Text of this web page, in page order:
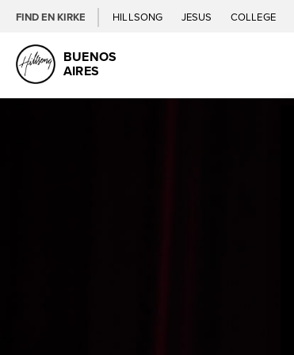
FIND EN KIRKE HILLSONG JESUS COLLEGE
BUENOS
AIRES